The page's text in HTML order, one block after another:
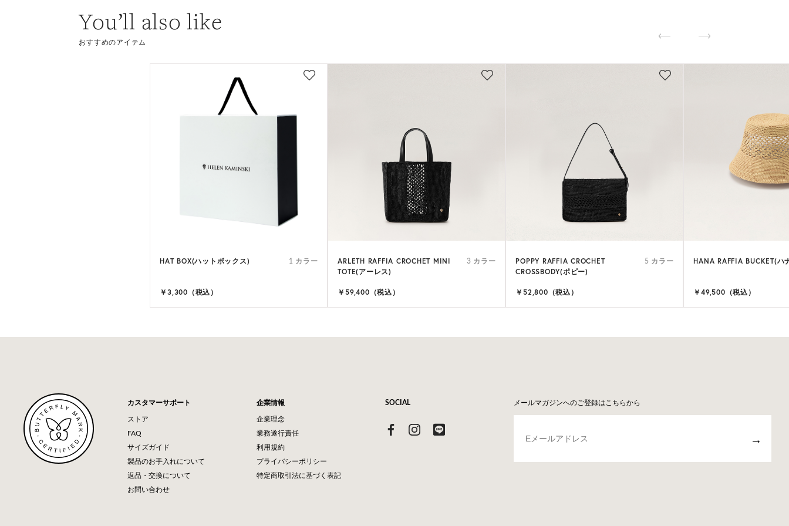
You’ll also like
おすすめのアイテム
HAT BOX(ハットボックス) 1 カラー
￥3,300（税込）
ARLETH RAFFIA CROCHET MINI
TOTE(アーレス)
3 カラー
￥59,400（税込）
POPPY RAFFIA CROCHET
CROSSBODY(ポピー)
5 カラー
￥52,800（税込）
HANA RAFFIA BUCKET(ハ
￥49,500（税込）
メールマガジンへのご登録はこちらから
→
カスタマーサポート
ストア
FAQ
サイズガイド
製品のお手入れについて
返品・交換について
お問い合わせ
企業情報
企業理念
業務遂行責任
利用規約
プライバシーポリシー
特定商取引法に基づく表記
SOCIAL